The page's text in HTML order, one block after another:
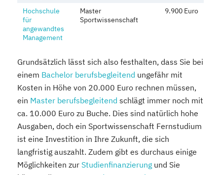
Hochschule
für
angewandtes
Management
Master
Sportwissenschaft
9.900 Euro
Grundsätzlich lässt sich also festhalten, dass Sie bei
einem Bachelor berufsbegleitend ungefähr mit
Kosten in Höhe von 20.000 Euro rechnen müssen,
ein Master berufsbegleitend schlägt immer noch mit
ca. 10.000 Euro zu Buche. Dies sind natürlich hohe
Ausgaben, doch ein Sportwissenschaft Fernstudium
ist eine Investition in Ihre Zukunft, die sich
langfristig auszahlt. Zudem gibt es durchaus einige
Möglichkeiten zur Studienfinanzierung und Sie